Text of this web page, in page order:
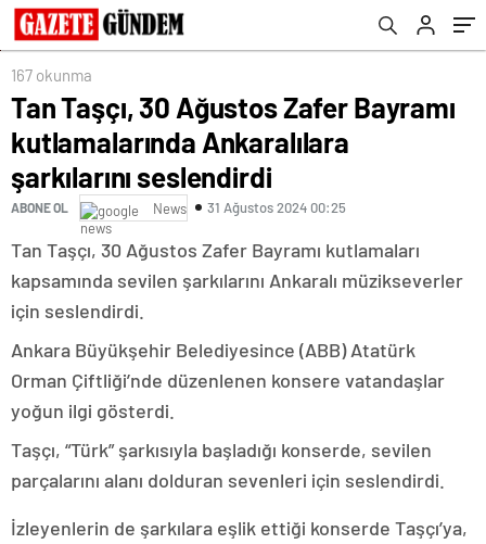
seslendirdi
167 okunma
Tan Taşçı, 30 Ağustos Zafer Bayramı
kutlamalarında Ankaralılara
şarkılarını seslendirdi
ABONE OL News 31 Ağustos 2024 00:25
Tan Taşçı, 30 Ağustos Zafer Bayramı kutlamaları
kapsamında sevilen şarkılarını Ankaralı müzikseverler
için seslendirdi.
Ankara Büyükşehir Belediyesince (ABB) Atatürk
Orman Çiftliği’nde düzenlenen konsere vatandaşlar
yoğun ilgi gösterdi.
Taşçı, “Türk” şarkısıyla başladığı konserde, sevilen
parçalarını alanı dolduran sevenleri için seslendirdi.
İzleyenlerin de şarkılara eşlik ettiği konserde Taşçı’ya,